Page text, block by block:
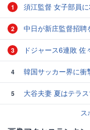
1 須江監督 女子部員
2 中日が新庄監督招聘
3 ドジャース6連敗 佐
4 韓国サッカー界に衝撃 大韓サッ
5
大谷夫妻 夏はテラ